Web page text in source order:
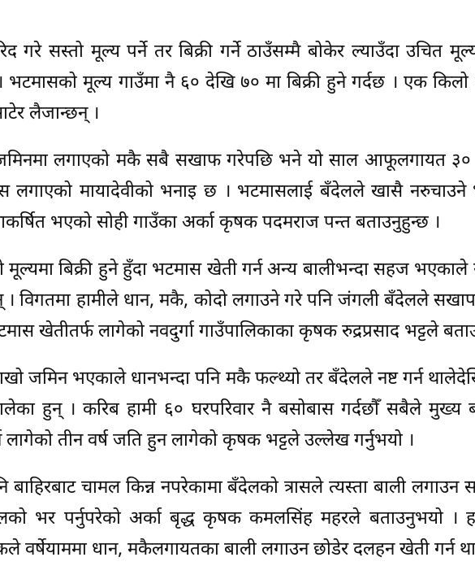
गरे सस्तो मूल्य पर्ने तर बिक्री गर्ने ठाउँसम्मै बोकेर ल्याउँदा उचित
भटमासको मूल्य गाउँमा नै ६० देखि ७० मा बिक्री हुने गर्दछ । एक
लैजान्छन् ।
जमिनमा लगाएको मकै सबै सखाफ गरेपछि भने यो साल आफूलगायत ३०
लगाएको मायादेवीको भनाइ छ । भटमासलाई बँदेलले खासै नरुचाउने
भएको सोही गाउँका अर्का कृषक पदमराज पन्त बताउनुहुन्छ ।
मूल्यमा बिक्री हुने हुँदा भटमास खेती गर्न अन्य बालीभन्दा सहज
विगतमा हामीले धान, मकै, कोदो लगाउने गरे पनि जंगली बँदेलले
खेतीतर्फ लागेको नवदुर्गा गाउँपालिकाका कृषक रुद्रप्रसाद भट्टले
पाखो जमिन भएकाले धानभन्दा पनि मकै फल्थ्यो तर बँदेलले नष्ट गर्न
हुन् । करिब हामी ६० घरपरिवार नै बसोबास गर्दछौँ सबैले मुख्य
लागेको तीन वर्ष जति हुन लागेको कृषक भट्टले उल्लेख गर्नुभयो ।
बाहिरबाट चामल किन्न नपरेकामा बँदेलको त्रासले त्यस्ता बाली
भर पर्नुपरेको अर्का बृद्ध कृषक कमलसिंह महरले बताउनुभयो ।
वर्षेयाममा धान, मकैलगायतका बाली लगाउन छोडेर दलहन खेती गर्न